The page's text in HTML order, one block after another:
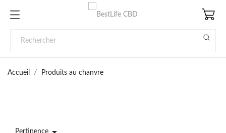
Accueil Produits au chanvre
Pertinence